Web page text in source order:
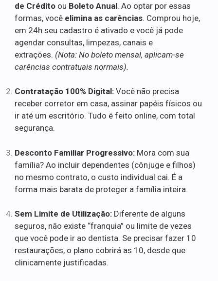
de Crédito ou Boleto Anual. Ao optar por essas
formas, você elimina as carências. Comprou hoje,
em 24h seu cadastro é ativado e você já pode
agendar consultas, limpezas, canais e
extrações. (Nota: No boleto mensal, aplicam-se
carências contratuais normais).
Contratação 100% Digital: Você não precisa
receber corretor em casa, assinar papéis físicos ou
ir até um escritório. Tudo é feito online, com total
segurança.
Desconto Familiar Progressivo: Mora com sua
família? Ao incluir dependentes (cônjuge e filhos)
no mesmo contrato, o custo individual cai. É a
forma mais barata de proteger a família inteira.
Sem Limite de Utilização: Diferente de alguns
seguros, não existe “franquia” ou limite de vezes
que você pode ir ao dentista. Se precisar fazer 10
restaurações, o plano cobrirá as 10, desde que
clinicamente justificadas.